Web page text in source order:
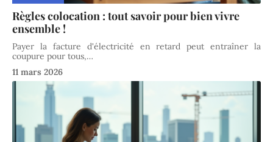
Règles colocation : tout savoir pour bien vivre
ensemble !
Payer la facture d'électricité en retard peut entraîner la
coupure pour tous,…
11 mars 2026